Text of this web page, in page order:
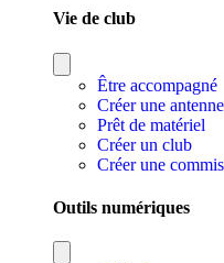
Vie de club
Être accompagné
Créer une
Prêt de matériel
Créer un club
Créer une
Outils numériques